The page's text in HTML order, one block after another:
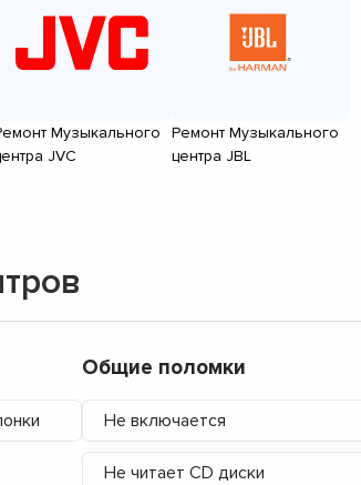
Музыкального
JVC
Ремонт Музыкального
центра JBL
Общие поломки
Не включается
Не читает CD диски